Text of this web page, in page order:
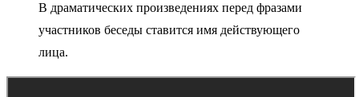
В драматических произведениях перед фразами
участников беседы ставится имя действующего
лица.